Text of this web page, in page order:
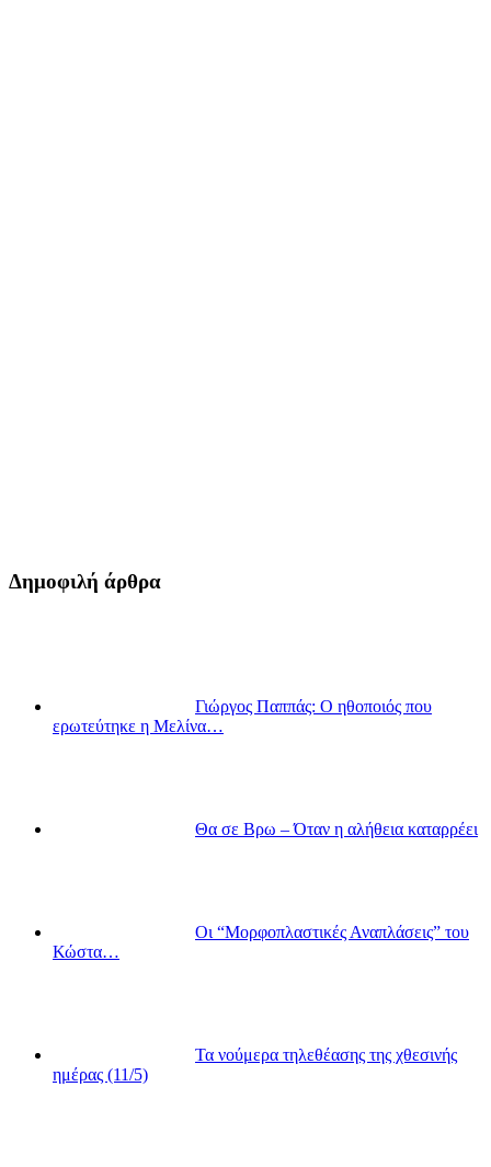
Δημοφιλή άρθρα
Γιώργος Παππάς: Ο ηθοποιός που
ερωτεύτηκε η Μελίνα…
Θα σε Βρω – Όταν η αλήθεια καταρρέει
Οι “Μορφοπλαστικές Αναπλάσεις” του
Κώστα…
Τα νούμερα τηλεθέασης της χθεσινής
ημέρας (11/5)